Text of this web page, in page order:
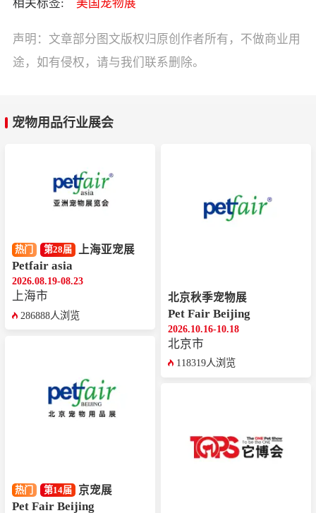
相关标签: 美国宠物展
声明：文章部分图文版权归原创作者所有，不做商业用
途，如有侵权，请与我们联系删除。
宠物用品行业展会
热门 第28届 上海亚宠展
Petfair asia
2026.08.19-08.23
上海市
286888人浏览
热门 第14届 京宠展
Pet Fair Beijing
北京秋季宠物展
Pet Fair Beijing
2026.10.16-10.18
北京市
118319人浏览